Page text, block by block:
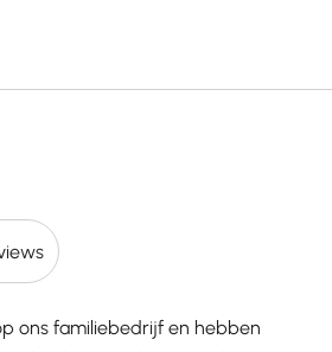
ons familiebedrijf en hebben